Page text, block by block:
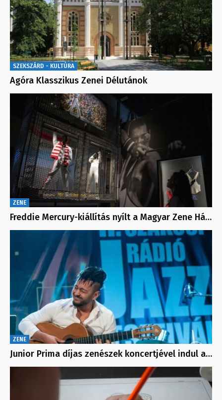
SZEKSZÁRD - KULTÚRA
Agóra Klasszikus Zenei Délutánok
ZENE
Freddie Mercury-kiállítás nyílt a Magyar Zene Há…
ZENE
Junior Prima díjas zenészek koncertjével indul a…